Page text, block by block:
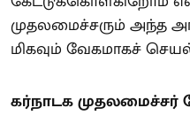
முதலமைச்சரும் அந்த
மிகவும் வேகமாகச்
கர்நாடக முதலமைச்சர்